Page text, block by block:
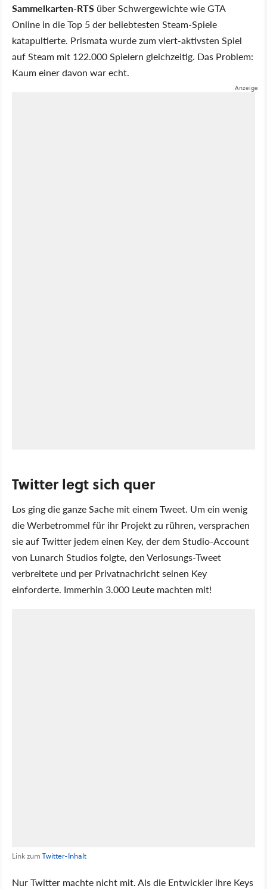
Sammelkarten-RTS über Schwergewichte wie GTA
Online in die Top 5 der beliebtesten Steam-Spiele
katapultierte. Prismata wurde zum viert-aktivsten Spiel
auf Steam mit 122.000 Spielern gleichzeitig. Das Problem:
Kaum einer davon war echt.
Twitter legt sich quer
Los ging die ganze Sache mit einem Tweet. Um ein wenig
die Werbetrommel für ihr Projekt zu rühren, versprachen
sie auf Twitter jedem einen Key, der dem Studio-Account
von Lunarch Studios folgte, den Verlosungs-Tweet
verbreitete und per Privatnachricht seinen Key
einforderte. Immerhin 3.000 Leute machten mit!
Link zum Twitter-Inhalt
Nur Twitter machte nicht mit. Als die Entwickler ihre Keys